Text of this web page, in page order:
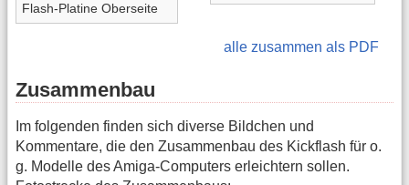
Flash-Platine Oberseite
alle zusammen als PDF
Zusammenbau
Im folgenden finden sich diverse Bildchen und
Kommentare, die den Zusammenbau des Kickflash für o.
g. Modelle des Amiga-Computers erleichtern sollen.